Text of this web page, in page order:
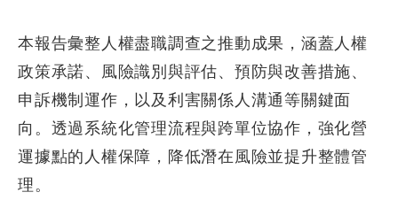
本報告彙整人權盡職調查之推動成果，涵蓋人權
政策承諾、風險識別與評估、預防與改善措施、
申訴機制運作，以及利害關係人溝通等關鍵面
向。透過系統化管理流程與跨單位協作，強化營
運據點的人權保障，降低潛在風險並提升整體管
理。